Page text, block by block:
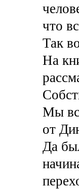
что
Так
На
Мы
от
Да